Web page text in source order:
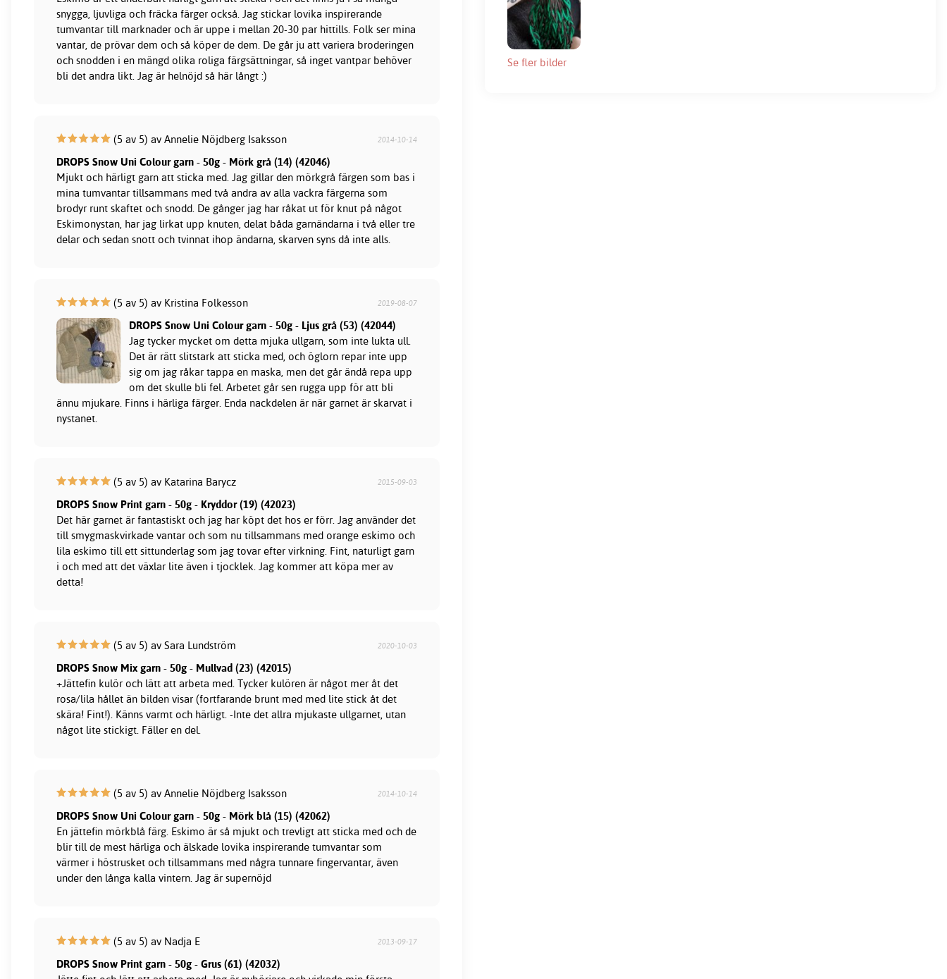
Se fler bilder
snygga, ljuvliga och fräcka färger också. Jag stickar lovika inspirerande
tumvantar till marknader och är uppe i mellan 20-30 par hittills. Folk ser mina
vantar, de prövar dem och så köper de dem. De går ju att variera broderingen
och snodden i en mängd olika roliga färgsättningar, så inget vantpar behöver
bli det andra likt. Jag är helnöjd så här långt :)
(5 av 5) av Annelie Nöjdberg Isaksson 2014-10-14
DROPS Snow Uni Colour garn - 50g - Mörk grå (14) (42046)
Mjukt och härligt garn att sticka med. Jag gillar den mörkgrå färgen som bas i
mina tumvantar tillsammans med två andra av alla vackra färgerna som
brodyr runt skaftet och snodd. De gånger jag har råkat ut för knut på något
Eskimonystan, har jag lirkat upp knuten, delat båda garnändarna i två eller tre
delar och sedan snott och tvinnat ihop ändarna, skarven syns då inte alls.
(5 av 5) av Kristina Folkesson 2019-08-07
DROPS Snow Uni Colour garn - 50g - Ljus grå (53) (42044)
Jag tycker mycket om detta mjuka ullgarn, som inte lukta ull.
Det är rätt slitstark att sticka med, och öglorn repar inte upp
sig om jag råkar tappa en maska, men det går ändå repa upp
om det skulle bli fel. Arbetet går sen rugga upp för att bli
ännu mjukare. Finns i härliga färger. Enda nackdelen är när garnet är skarvat i
nystanet.
(5 av 5) av Katarina Barycz 2015-09-03
DROPS Snow Print garn - 50g - Kryddor (19) (42023)
Det här garnet är fantastiskt och jag har köpt det hos er förr. Jag använder det
till smygmaskvirkade vantar och som nu tillsammans med orange eskimo och
lila eskimo till ett sittunderlag som jag tovar efter virkning. Fint, naturligt garn
i och med att det växlar lite även i tjocklek. Jag kommer att köpa mer av
detta!
(5 av 5) av Sara Lundström 2020-10-03
DROPS Snow Mix garn - 50g - Mullvad (23) (42015)
+Jättefin kulör och lätt att arbeta med. Tycker kulören är något mer åt det
rosa/lila hållet än bilden visar (fortfarande brunt med med lite stick åt det
skära! Fint!). Känns varmt och härligt. -Inte det allra mjukaste ullgarnet, utan
något lite stickigt. Fäller en del.
(5 av 5) av Annelie Nöjdberg Isaksson 2014-10-14
DROPS Snow Uni Colour garn - 50g - Mörk blå (15) (42062)
En jättefin mörkblå färg. Eskimo är så mjukt och trevligt att sticka med och de
blir till de mest härliga och älskade lovika inspirerande tumvantar som
värmer i höstrusket och tillsammans med några tunnare fingervantar, även
under den långa kalla vintern. Jag är supernöjd
(5 av 5) av Nadja E 2013-09-17
DROPS Snow Print garn - 50g - Grus (61) (42032)